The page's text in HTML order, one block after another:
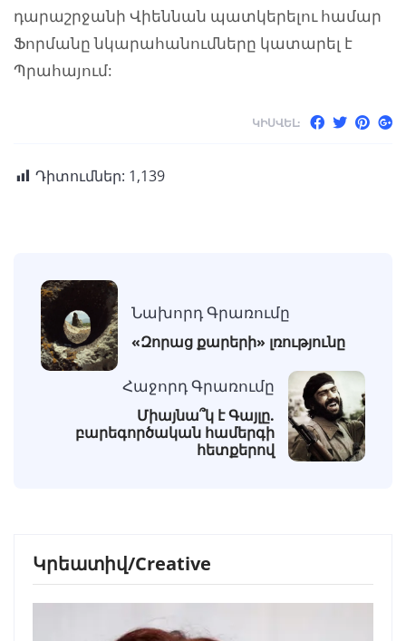
դարաշրջանի Վիեննան պատկերելու համար
Ֆորմանը նկարահանումները կատարել է
Պրահայում:
ԿԻՍՎԵԼ:
Դիտումներ: 1,139
Նախորդ Գրառումը
«Զորաց քարերի» լռությունը
Հաջորդ Գրառումը
Միայնա՞կ է Գայլը.
բարեգործական համերգի
հետքերով
Կրեատիվ/Creative